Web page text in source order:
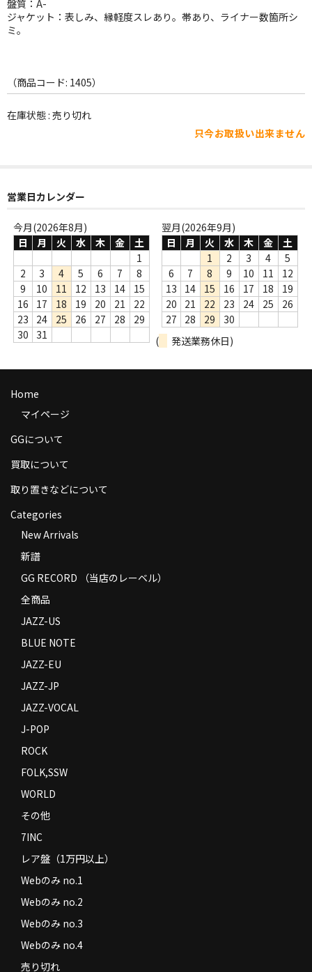
FOLK,SSW
7INC
Webのみ no.4
売り切れ
Help
送料
お支払い方法
返品
Contact
盤質：A-
ジャケット：表しみ、縁軽度スレあり。帯あり、ライナー数箇所シ
ミ。
（商品コード: 1405）
在庫状態 : 売り切れ
只今お取扱い出来ません
営業日カレンダー
今月(2026年8月)
日
月 火 水 木 金
土
1
2
3 4 5 6 7
8
9
10 11 12 13 14
15
16
17 18 19 20 21
22
23
24 25 26 27 28
29
30
31
翌月(2026年9月)
日
月 火 水 木 金
土
1
2 3 4
5
6
7 8 9 10 11
12
13
14 15 16 17 18
19
20
21 22 23 24 25
26
27
28 29
30
(
発送業務休日)
Home
マイページ
GGについて
買取について
取り置きなどについて
Categories
New Arrivals
新譜
GG RECORD （当店のレーベル）
全商品
JAZZ-US
BLUE NOTE
JAZZ-EU
JAZZ-JP
JAZZ-VOCAL
J-POP
ROCK
FOLK,SSW
WORLD
その他
7INC
レア盤（1万円以上）
Webのみ no.1
Webのみ no.2
Webのみ no.3
Webのみ no.4
売り切れ